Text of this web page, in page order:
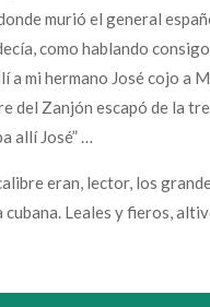
murió el general
como hablando
a mi hermano José cojo a
del Zanjón escapó de la
allí José” …
eran, lector, los
cubana. Leales y fieros,